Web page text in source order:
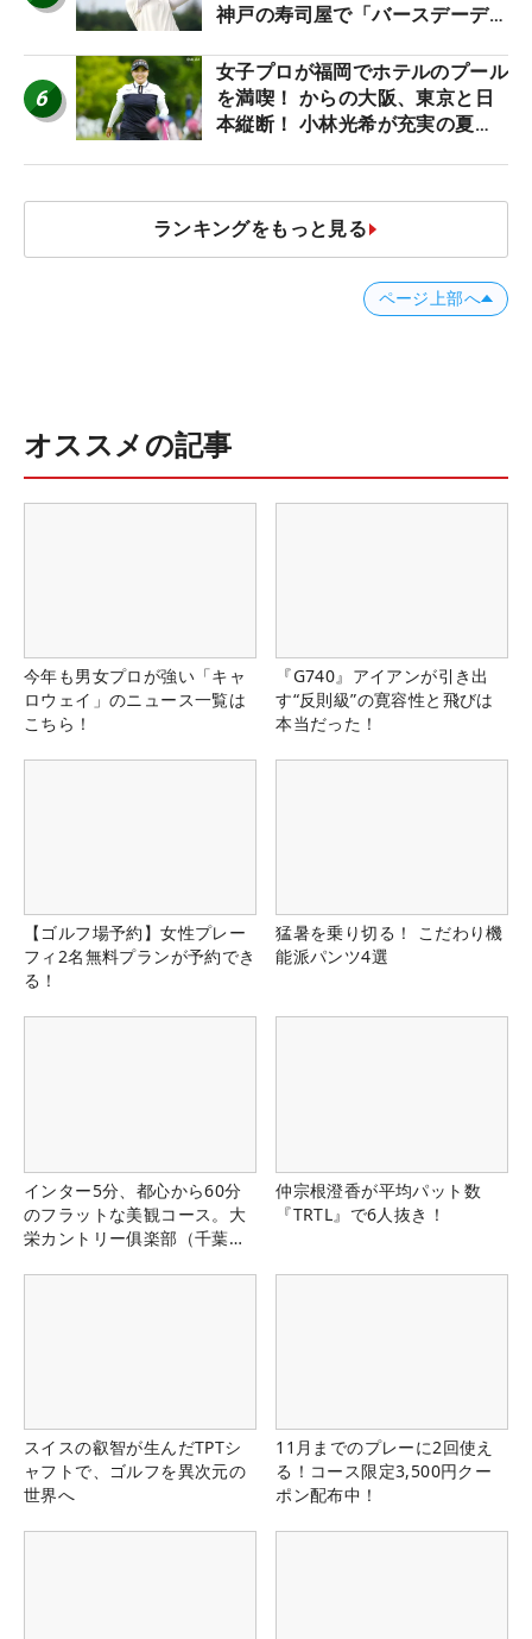
神戸の寿司屋で「バースデーディ
6
女子プロが福岡でホテルのプール
を満喫！ からの大阪、東京と日
本縦断！ 小林光希が充実の夏休
ランキングをもっと見る
ページ上部へ
オススメの記事
今年も男女プロが強い「キャ
ロウェイ」のニュース一覧は
こちら！
『G740』アイアンが引き出
す“反則級”の寛容性と飛びは
本当だった！
【ゴルフ場予約】女性プレー
フィ2名無料プランが予約でき
る！
猛暑を乗り切る！ こだわり機
能派パンツ4選
インター5分、都心から60分
のフラットな美観コース。大
栄カントリー俱楽部（千葉
仲宗根澄香が平均パット数
『TRTL』で6人抜き！
スイスの叡智が生んだTPTシ
ャフトで、ゴルフを異次元の
世界へ
11月までのプレーに2回使え
る！コース限定3,500円クー
ポン配布中！